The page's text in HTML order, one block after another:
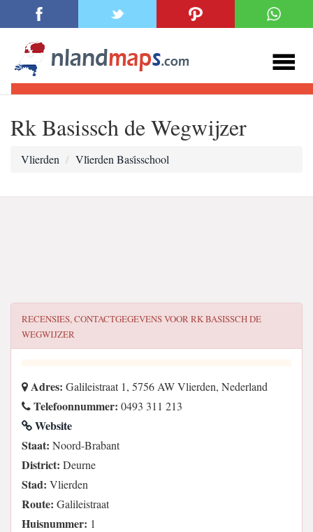
Rk Basissch de Wegwijzer
Vlierden Vli̇erden Basi̇sschool
RECENSIES, CONTACTGEGEVENS VOORRK BASISSCH DE
WEGWIJZER
Adres: Galileistraat 1, 5756 AW Vlierden, Nederland
Telefoonnummer: 0493 311 213
Website
Staat: Noord-Brabant
District: Deurne
Stad: Vlierden
Route: Galileistraat
Huisnummer: 1